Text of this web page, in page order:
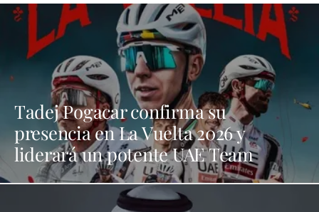
Tadej Pogacar confirma su
presencia en La Vuelta 2026 y
liderará un potente UAE Team